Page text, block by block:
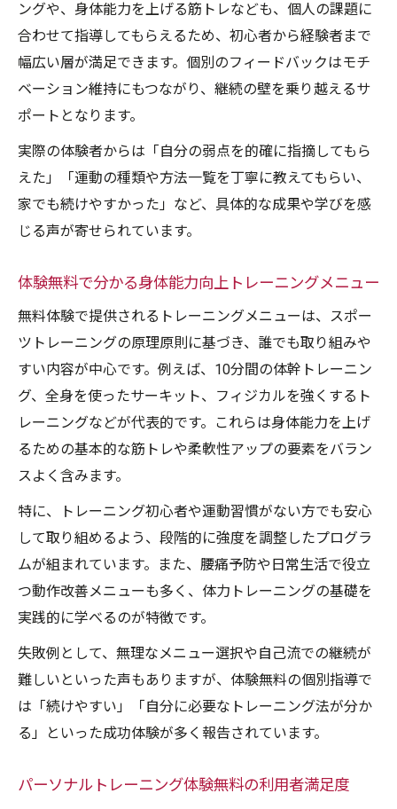
ングや、身体能力を上げる筋トレなども、個人の課題に
合わせて指導してもらえるため、初心者から経験者まで
幅広い層が満足できます。個別のフィードバックはモチ
ベーション維持にもつながり、継続の壁を乗り越えるサ
ポートとなります。
実際の体験者からは「自分の弱点を的確に指摘してもら
えた」「運動の種類や方法一覧を丁寧に教えてもらい、
家でも続けやすかった」など、具体的な成果や学びを感
じる声が寄せられています。
体験無料で分かる身体能力向上トレーニングメニュー
無料体験で提供されるトレーニングメニューは、スポー
ツトレーニングの原理原則に基づき、誰でも取り組みや
すい内容が中心です。例えば、10分間の体幹トレーニン
グ、全身を使ったサーキット、フィジカルを強くするト
レーニングなどが代表的です。これらは身体能力を上げ
るための基本的な筋トレや柔軟性アップの要素をバラン
スよく含みます。
特に、トレーニング初心者や運動習慣がない方でも安心
して取り組めるよう、段階的に強度を調整したプログラ
ムが組まれています。また、腰痛予防や日常生活で役立
つ動作改善メニューも多く、体力トレーニングの基礎を
実践的に学べるのが特徴です。
失敗例として、無理なメニュー選択や自己流での継続が
難しいといった声もありますが、体験無料の個別指導で
は「続けやすい」「自分に必要なトレーニング法が分か
る」といった成功体験が多く報告されています。
パーソナルトレーニング体験無料の利用者満足度